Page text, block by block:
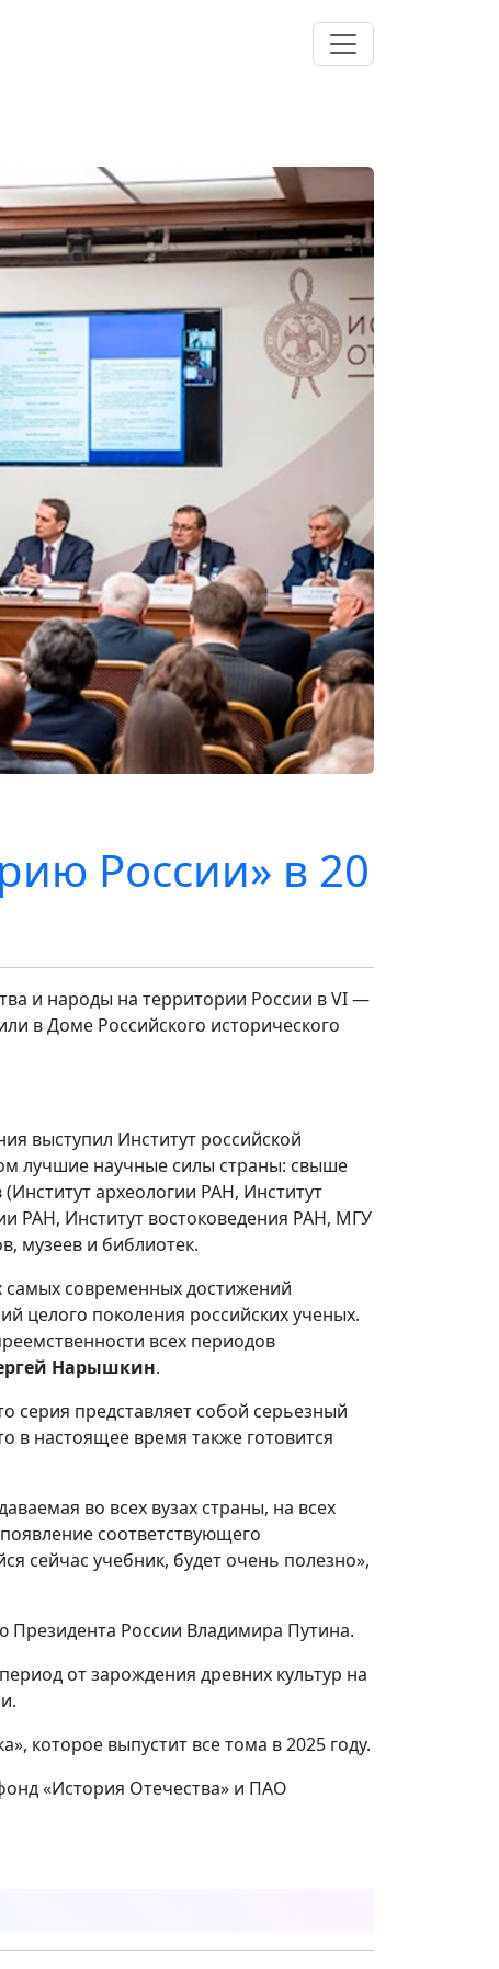
России» в 20
и народы на территории России в VI —
в Доме Российского исторического
выступил Институт российской
лучшие научные силы страны: свыше
археологии РАН, Институт
РАН, Институт востоковедения РАН, МГУ
музеев и библиотек.
современных достижений
целого поколения российских ученых.
всех периодов
Нарышкин.
серия представляет собой серьезный
в настоящее время также готовится
во всех вузах страны, на всех
соответствующего
сейчас учебник, будет очень полезно»,
Президента России Владимира Путина.
от зарождения древних культур на
которое выпустит все тома в 2025 году.
«История Отечества» и ПАО